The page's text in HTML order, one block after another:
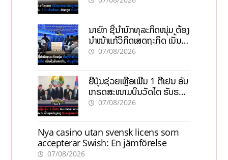
ນາຍົກ ຊີ້ນຳນັກທຸລະກິດໜຸ່ມ ຕ້ອງ
ນຳໜ້າແກ້ວິກິດເສດຖະກິດ ເນັ້ນດຶງ
ທຶນສາກົນ, ຫັນສູ່ດິຈິຕອນ
07/08/2026
ຍີ່ປຸ່ນຊ່ວຍເຫຼືອເພີ່ມ 1 ຕື້ເຢນ ອັບ
ເກຣດສະໜາມບິນວັດໄຕ ຮັບຮອງ
ການເຕີບໂຕ
07/08/2026
Nya casino utan svensk licens som
accepterar Swish: En jämförelse
07/08/2026